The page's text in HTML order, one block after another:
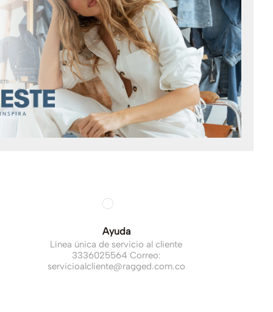
Ayuda
Línea única de servicio al cliente
3336025564 Correo:
servicioalcliente@ragged.com.co